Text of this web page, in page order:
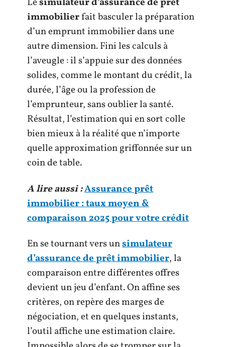
immobilierfait basculer la préparation
d’un emprunt immobilier dans une
autre dimension. Fini les calculs à
l’aveugle : il s’appuie sur des données
solides, comme le montant du crédit, la
durée, l’âge ou la profession de
l’emprunteur, sans oublier la santé.
Résultat, l’estimation qui en sort colle
bien mieux à la réalité que n’importe
quelle approximation griffonnée sur un
coin de table.
A lire aussi :Assurance prêt
immobilier : taux moyen &
comparaison 2025 pour votre crédit
En se tournant vers unsimulateur
d’assurance de prêt immobilier, la
comparaison entre différentes offres
devient un jeu d’enfant. On affine ses
critères, on repère des marges de
négociation, et en quelques instants,
l’outil affiche une estimation claire.